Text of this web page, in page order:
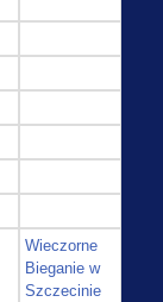
Wieczorne
Bieganie w
Szczecinie